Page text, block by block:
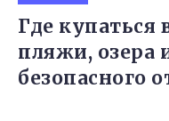
Где купаться
пляжи, озера
безопасного